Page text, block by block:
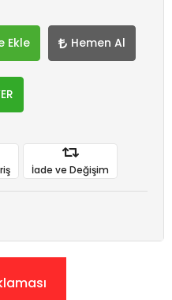
Ekle Hemen Al
İade ve Değişim